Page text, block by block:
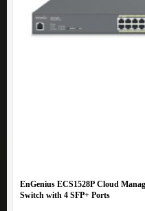
EnGenius ECS1528P Cloud
Switch with 4 SFP+ Ports